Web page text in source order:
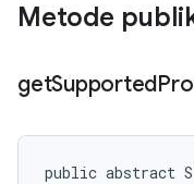
Metode
getSupported
public abstract